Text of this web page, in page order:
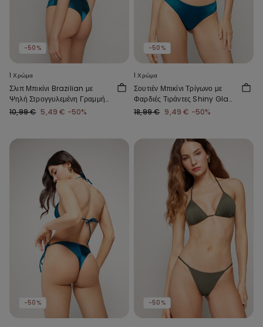
-50%
1 Χρώμα
Σλιπ Μπικίνι Brazilian με
Ψηλή Στρογγυλεμένη Γραμμή
στους Γοφούς Shiny Glam σε
10,99 € 5,49 € -50%
-50%
1 Χρώμα
Σουτιέν Μπικίνι Τρίγωνο με
Φαρδιές Τιράντες Shiny Glam
σε Μπλε Χρώμα
18,99 € 9,49 € -50%
-50% -50%